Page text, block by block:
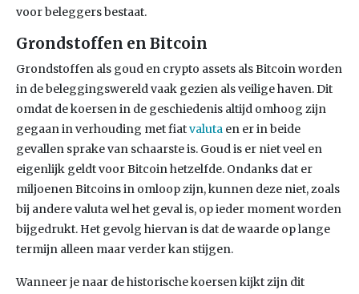
voor beleggers bestaat.
Grondstoffen en Bitcoin
Grondstoffen als goud en crypto assets als Bitcoin worden
in de beleggingswereld vaak gezien als veilige haven. Dit
omdat de koersen in de geschiedenis altijd omhoog zijn
gegaan in verhouding met fiatvaluta en er in beide
gevallen sprake van schaarste is. Goud is er niet veel en
eigenlijk geldt voor Bitcoin hetzelfde. Ondanks dat er
miljoenen Bitcoins in omloop zijn, kunnen deze niet, zoals
bij andere valuta wel het geval is, op ieder moment worden
bijgedrukt. Het gevolg hiervan is dat de waarde op lange
termijn alleen maar verder kan stijgen.
Wanneer je naar de historische koersen kijkt zijn dit